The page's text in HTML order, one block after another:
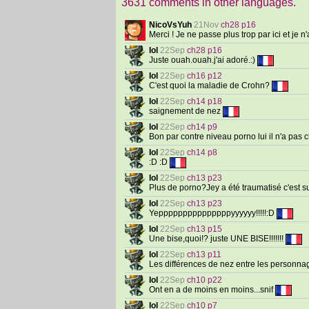
3631 comments in other languages.
NicoVsYuh 21Nov ch28 p16
Merci ! Je ne passe plus trop par ici et je
Iol 22Sep ch28 p16
Juste ouah.ouah.j'ai adoré.:)
Iol 22Sep ch16 p12
C'est quoi la maladie de Crohn?
Iol 22Sep ch14 p18
saignement de nez
Iol 22Sep ch14 p9
Bon par contre niveau porno lui il n'a pas
Iol 22Sep ch14 p8
:D :D
Iol 22Sep ch13 p23
Plus de porno?Jey a été traumatisé c'est
Iol 22Sep ch13 p23
Yepppppppppppppppyyyyyy!!!!!:D
Iol 22Sep ch13 p15
Une bise,quoi!? juste UNE BISE!!!!!!!
Iol 22Sep ch13 p11
Les différences de nez entre les
Iol 22Sep ch10 p22
Ont en a de moins en moins...snif
Iol 22Sep ch10 p7